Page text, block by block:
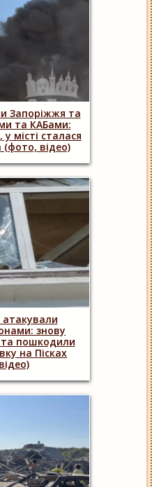
Запоріжжя та
та КАБами:
місті сталася
відео)
атакували
знову
пошкодили
на Пісках